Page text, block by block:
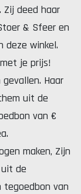
deed haar
& Sfeer en
deze winkel.
je prijs!
Haar
uit de
van €
maken, Zijn
de
tegoedbon van